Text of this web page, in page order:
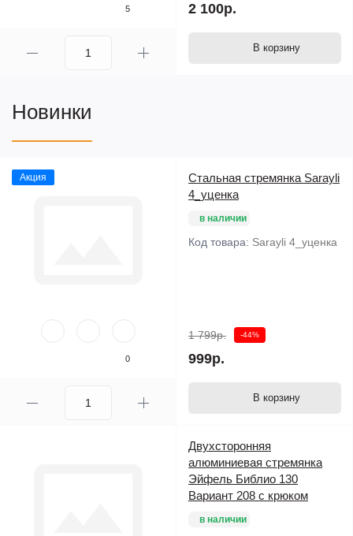
5 2 100р.
В корзину
Новинки
Акция
0
Стальная стремянка Sarayli
4_уценка
в наличии
Код товара: Sarayli 4_уценка
1 799р. -44%
999р.
В корзину
Двухсторонняя
алюминиевая стремянка
Эйфель Библио 130
Вариант 208 с крюком
в наличии